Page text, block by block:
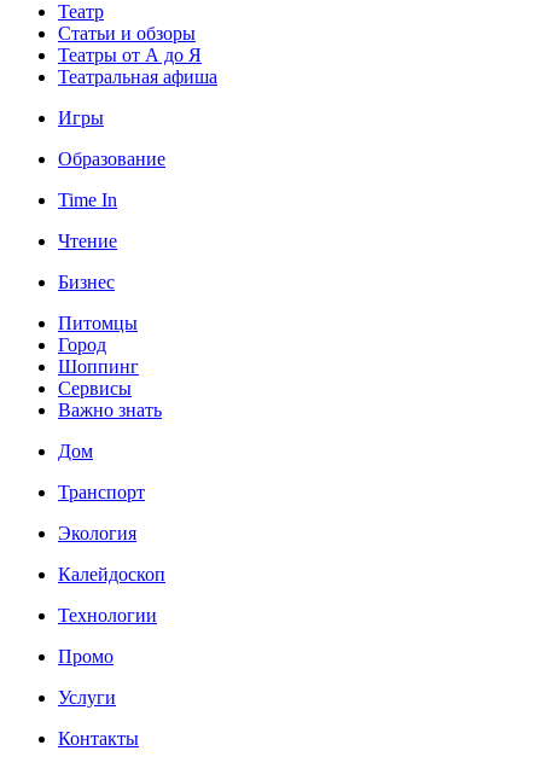
Театр
Статьи и обзоры
Театры от А до Я
Театральная афиша
Игры
Образование
Time In
Чтение
Бизнес
Питомцы
Город
Шоппинг
Сервисы
Важно знать
Дом
Транспорт
Экология
Калейдоскоп
Технологии
Промо
Услуги
Контакты